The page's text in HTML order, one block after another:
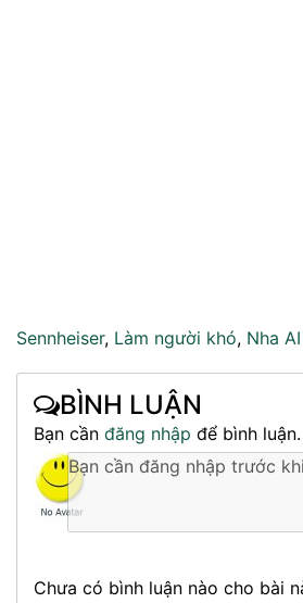
Sennheiser, Làm người khó, Nha AI
BÌNH LUẬN
Bạn cần đăng nhập để bình luận.
Chưa có bình luận nào cho bài